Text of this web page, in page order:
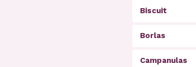
Biscuit
Borlas
Campanulas